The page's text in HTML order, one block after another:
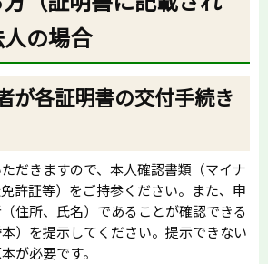
の場合
が各証明書の交付手続き
だきますので、本人確認書類（マイナ
許証等）をご持参ください。また、申
住所、氏名）であることが確認できる
）を提示してください。提示できない
が必要です。